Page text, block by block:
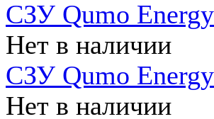
СЗУ Qumo
Нет в наличии
СЗУ Qumo
Нет в наличии